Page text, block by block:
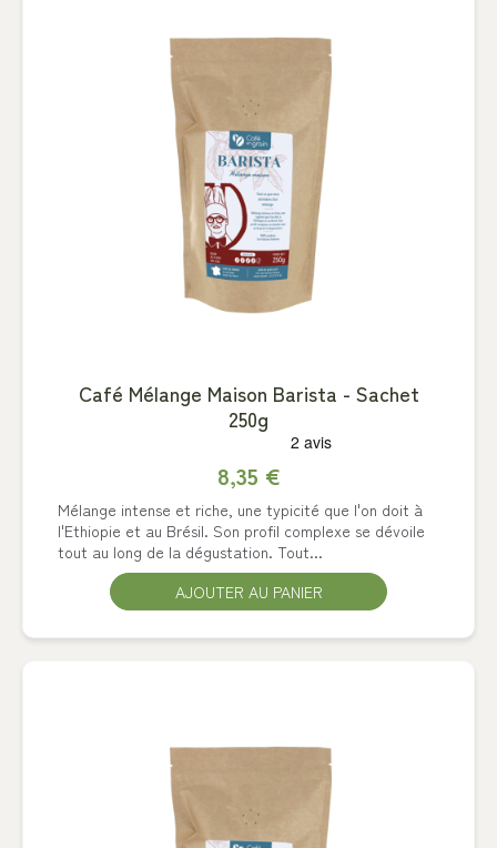
Café Mélange Maison Barista - Sachet
250g
8,35 €
Mélange intense et riche, une typicité que l'on doit à
l'Ethiopie et au Brésil. Son profil complexe se dévoile
tout au long de la dégustation. Tout...
AJOUTER AU PANIER